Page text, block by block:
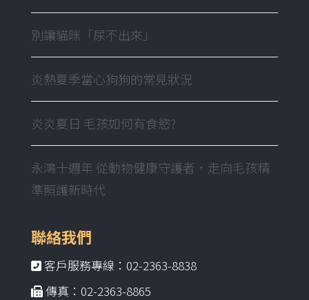
別讓貓咪「尿不出來」
炎熱夏季當心狗狗的常見狀況
炎炎夏日 毛孩如何有食慾?
永鴻十週年 從動物健康守護者，走向毛孩精
準照護新時代
聯絡我們
客戶服務專線：02-2363-8838
傳真：02-2363-8865